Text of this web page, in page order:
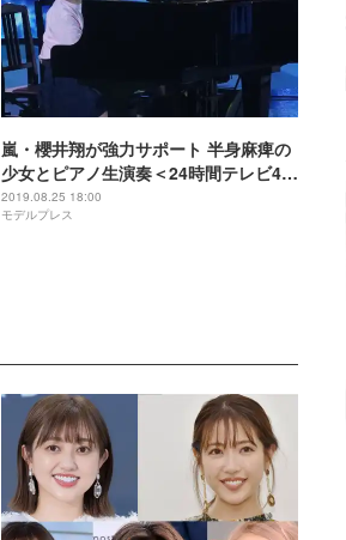
嵐・櫻井翔が強力サポート 半身麻痺の
少女とピアノ生演奏＜24時間テレビ42
＞
2019.08.25 18:00
モデルプレス